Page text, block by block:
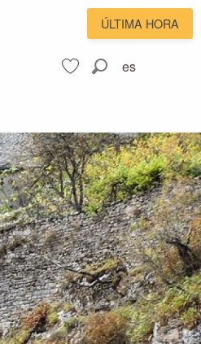
es
ÚLTIMA HORA